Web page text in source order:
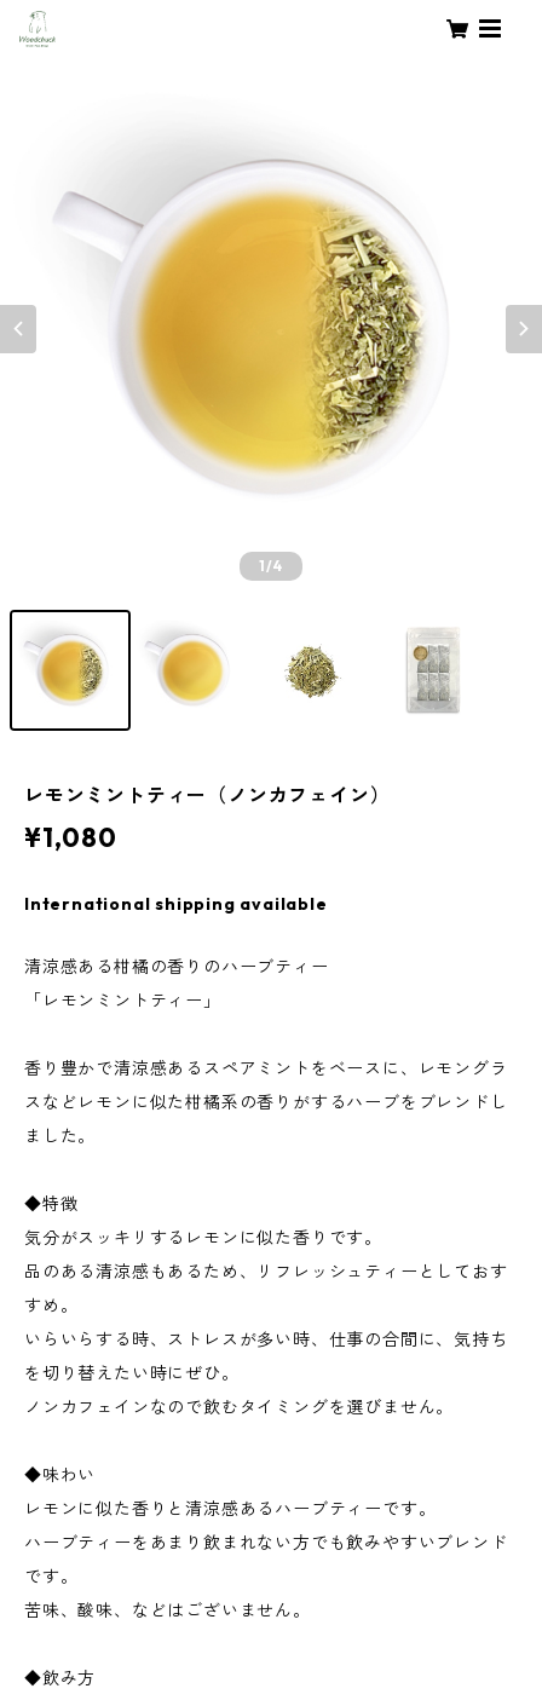
1/4
レモンミントティー（ノンカフェイン）
¥1,080
International shipping available
清涼感ある柑橘の香りのハーブティー
「レモンミントティー」
香り豊かで清涼感あるスペアミントをベースに、レモングラ
スなどレモンに似た柑橘系の香りがするハーブをブレンドし
ました。
◆特徴
気分がスッキリするレモンに似た香りです。
品のある清涼感もあるため、リフレッシュティーとしておす
すめ。
いらいらする時、ストレスが多い時、仕事の合間に、気持ち
を切り替えたい時にぜひ。
ノンカフェインなので飲むタイミングを選びません。
◆味わい
レモンに似た香りと清涼感あるハーブティーです。
ハーブティーをあまり飲まれない方でも飲みやすいブレンド
です。
苦味、酸味、などはございません。
◆飲み方